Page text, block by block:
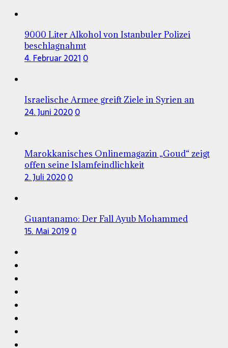
9000 Liter Alkohol von Istanbuler Polizei
beschlagnahmt
4. Februar 2021 0
Israelische Armee greift Ziele in Syrien an
24. Juni 20200
Marokkanisches Onlinemagazin „Goud“ zeigt
offen seine Islamfeindlichkeit
2. Juli 20200
Guantanamo: Der Fall Ayub Mohammed
15. Mai 2019 0